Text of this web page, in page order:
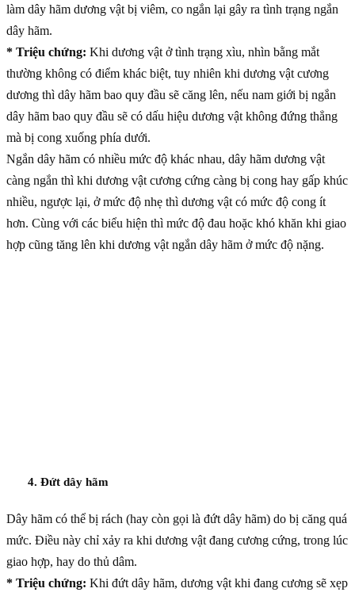
làm dây hãm dương vật bị viêm, co ngắn lại gây ra tình trạng ngắn
dây hãm.
* Triệu chứng: Khi dương vật ở tình trạng xìu, nhìn bằng mắt
thường không có điểm khác biệt, tuy nhiên khi dương vật cương
dương thì dây hãm bao quy đầu sẽ căng lên, nếu nam giới bị ngắn
dây hãm bao quy đầu sẽ có dấu hiệu dương vật không đứng thẳng
mà bị cong xuống phía dưới.
Ngắn dây hãm có nhiều mức độ khác nhau, dây hãm dương vật
càng ngắn thì khi dương vật cương cứng càng bị cong hay gấp khúc
nhiều, ngược lại, ở mức độ nhẹ thì dương vật có mức độ cong ít
hơn. Cùng với các biểu hiện thì mức độ đau hoặc khó khăn khi giao
hợp cũng tăng lên khi dương vật ngắn dây hãm ở mức độ nặng.
4. Đứt dây hãm
Dây hãm có thể bị rách (hay còn gọi là đứt dây hãm) do bị căng quá
mức. Điều này chỉ xảy ra khi dương vật đang cương cứng, trong lúc
giao hợp, hay do thủ dâm.
* Triệu chứng: Khi đứt dây hãm, dương vật khi đang cương sẽ xẹp